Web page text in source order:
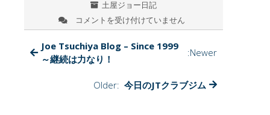
k
土屋ジョー日記
隣
に
座
る
の
コメントを受け付けていません
Joe Tsuchiya Blog – Since 1999
～継続は力なり！
:Newer
Older: 今日のJTクラブジム